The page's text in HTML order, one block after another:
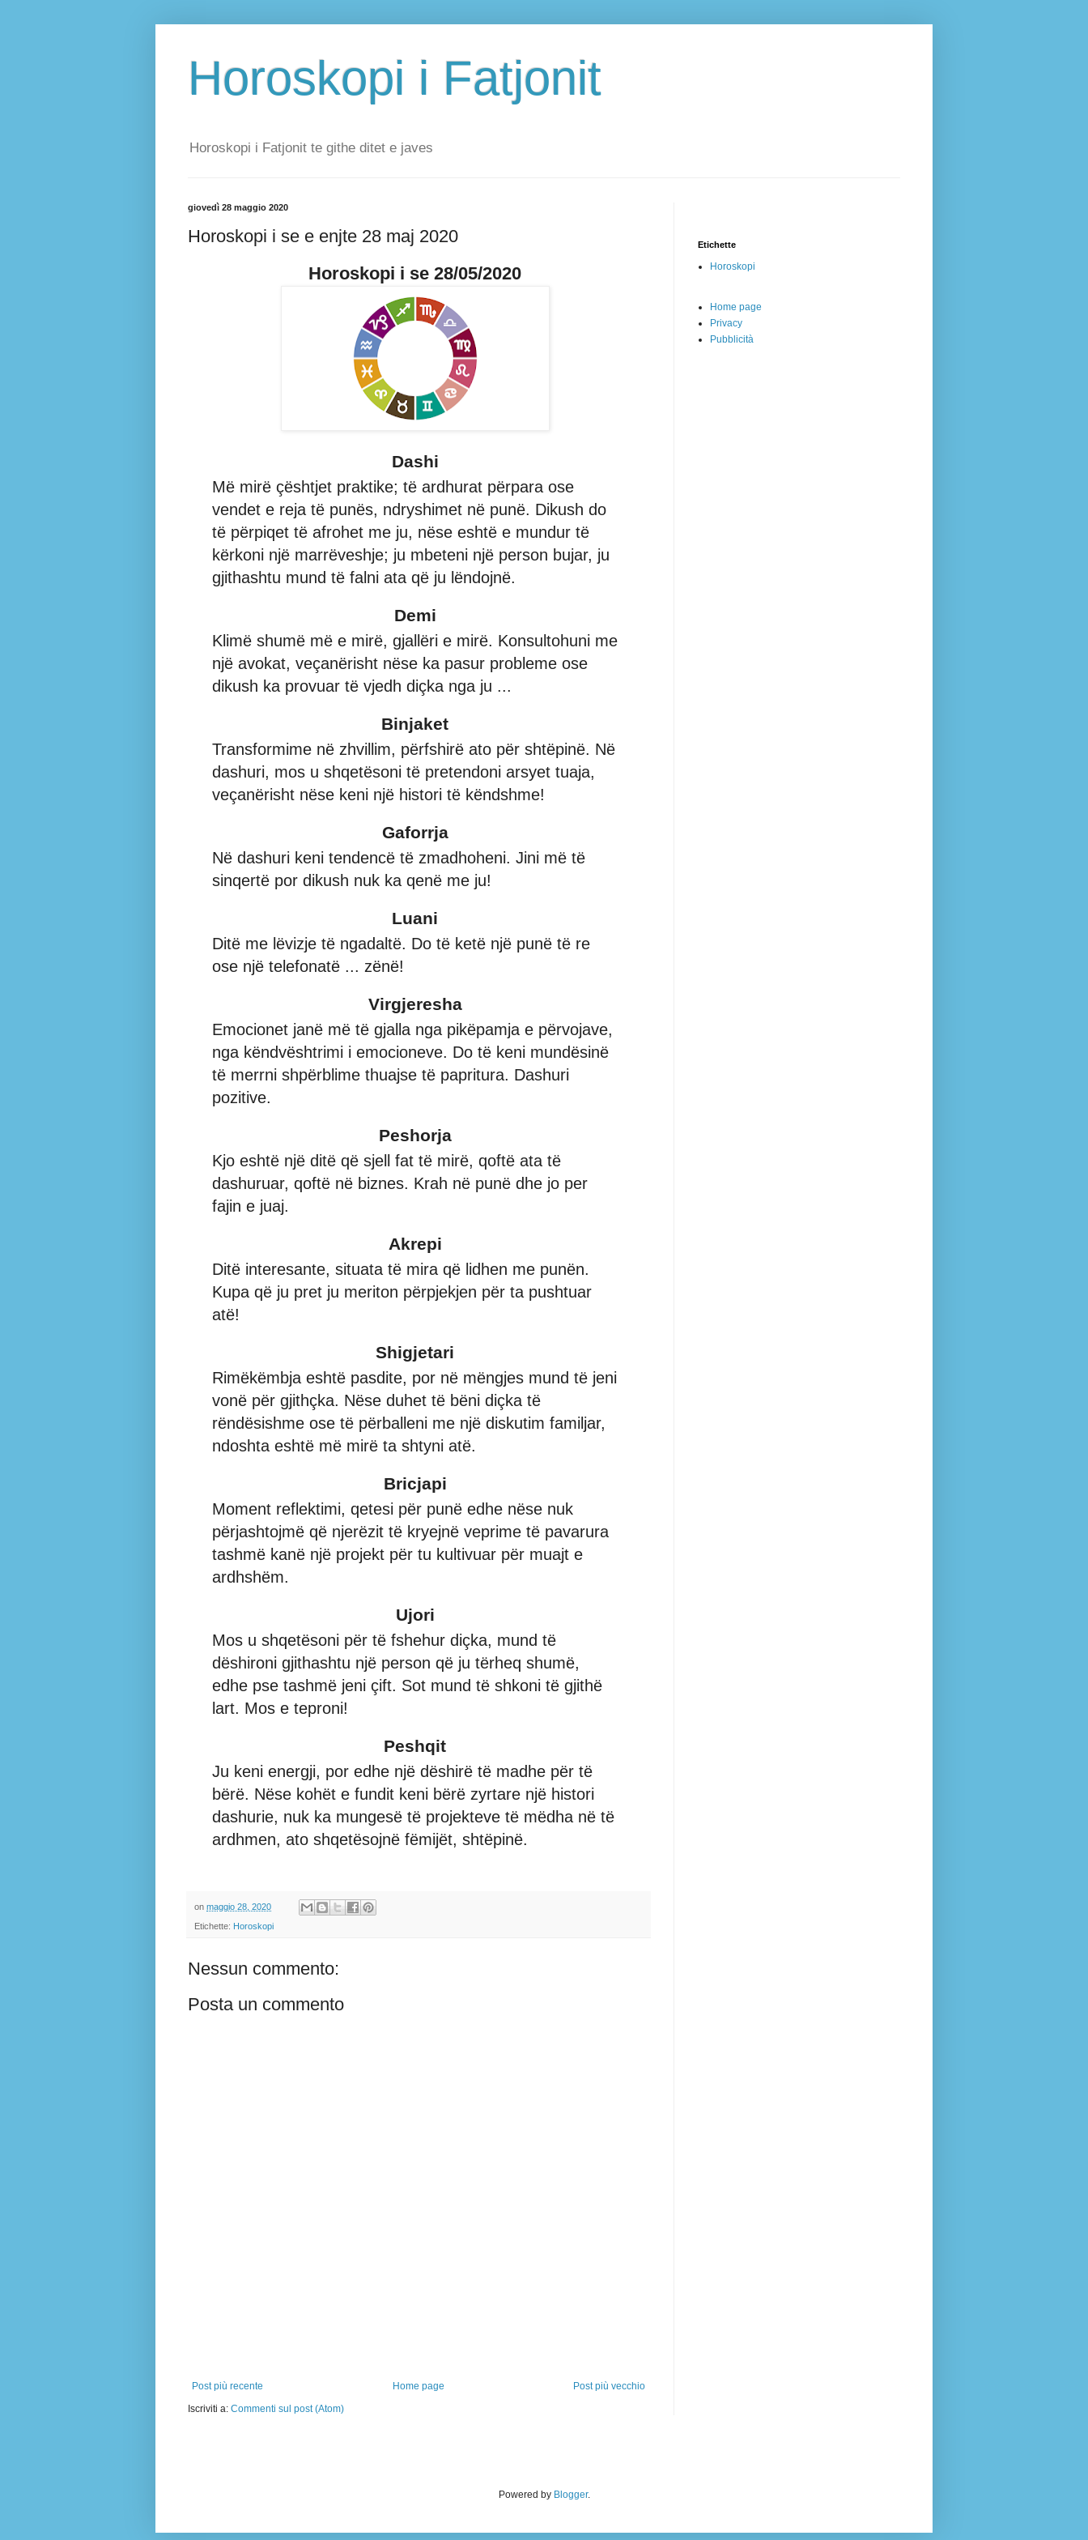
Horoskopi i Fatjonit
Horoskopi i Fatjonit te githe ditet e javes
giovedì 28 maggio 2020
Horoskopi i se e enjte 28 maj 2020
Horoskopi i se 28/05/2020
Dashi
Më mirë çështjet praktike; të ardhurat përpara ose
vendet e reja të punës, ndryshimet në punë. Dikush do
të përpiqet të afrohet me ju, nëse eshtë e mundur të
kërkoni një marrëveshje; ju mbeteni një person bujar, ju
gjithashtu mund të falni ata që ju lëndojnë.
Demi
Klimë shumë më e mirë, gjallëri e mirë. Konsultohuni me
një avokat, veçanërisht nëse ka pasur probleme ose
dikush ka provuar të vjedh diçka nga ju ...
Binjaket
Transformime në zhvillim, përfshirë ato për shtëpinë. Në
dashuri, mos u shqetësoni të pretendoni arsyet tuaja,
veçanërisht nëse keni një histori të këndshme!
Gaforrja
Në dashuri keni tendencë të zmadhoheni. Jini më të
sinqertë por dikush nuk ka qenë me ju!
Luani
Ditë me lëvizje të ngadaltë. Do të ketë një punë të re
ose një telefonatë ... zënë!
Virgjeresha
Emocionet janë më të gjalla nga pikëpamja e përvojave,
nga këndvështrimi i emocioneve. Do të keni mundësinë
të merrni shpërblime thuajse të papritura. Dashuri
pozitive.
Peshorja
Kjo eshtë një ditë që sjell fat të mirë, qoftë ata të
dashuruar, qoftë në biznes. Krah në punë dhe jo per
fajin e juaj.
Akrepi
Ditë interesante, situata të mira që lidhen me punën.
Kupa që ju pret ju meriton përpjekjen për ta pushtuar
atë!
Shigjetari
Rimëkëmbja eshtë pasdite, por në mëngjes mund të jeni
vonë për gjithçka. Nëse duhet të bëni diçka të
rëndësishme ose të përballeni me një diskutim familjar,
ndoshta eshtë më mirë ta shtyni atë.
Bricjapi
Moment reflektimi, qetesi për punë edhe nëse nuk
përjashtojmë që njerëzit të kryejnë veprime të pavarura
tashmë kanë një projekt për tu kultivuar për muajt e
ardhshëm.
Ujori
Mos u shqetësoni për të fshehur diçka, mund të
dëshironi gjithashtu një person që ju tërheq shumë,
edhe pse tashmë jeni çift. Sot mund të shkoni të gjithë
lart. Mos e teproni!
Peshqit
Ju keni energji, por edhe një dëshirë të madhe për të
bërë. Nëse kohët e fundit keni bërë zyrtare një histori
dashurie, nuk ka mungesë të projekteve të mëdha në të
ardhmen, ato shqetësojnë fëmijët, shtëpinë.
on maggio 28, 2020
Etichette: Horoskopi
Nessun commento:
Posta un commento
Post più recente Post più vecchio
Home page
Iscriviti a: Commenti sul post (Atom)
Etichette
Horoskopi
Home page
Privacy
Pubblicità
Powered by Blogger.